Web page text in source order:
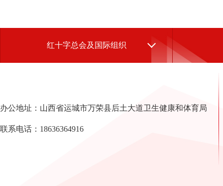
红十字总会及国际组织
办公地址：山西省运城市万荣县后土大道卫生健康和体育局
联系电话：18636364916